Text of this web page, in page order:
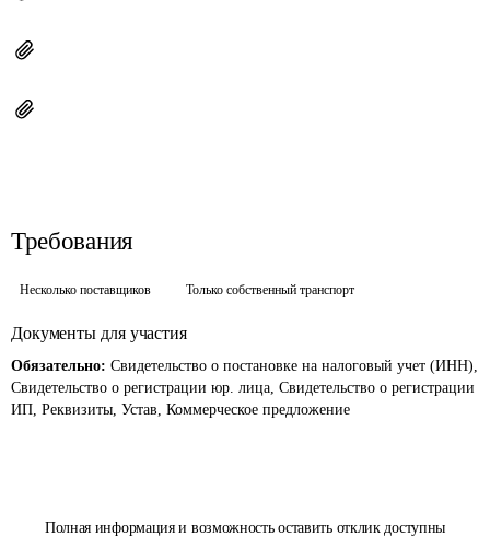
Полная информация и возможность оставить отклик доступны
Требования
Несколько поставщиков Только собственный транспорт
Документы для участия
Обязательно: Свидетельство о постановке на налоговый учет (ИНН),
Свидетельство о регистрации юр. лица, Свидетельство о регистрации
ИП, Реквизиты, Устав, Коммерческое предложение